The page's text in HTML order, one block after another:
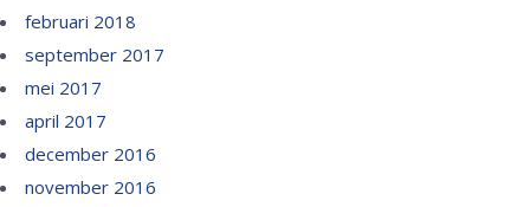
februari 2018
september 2017
mei 2017
april 2017
december 2016
november 2016